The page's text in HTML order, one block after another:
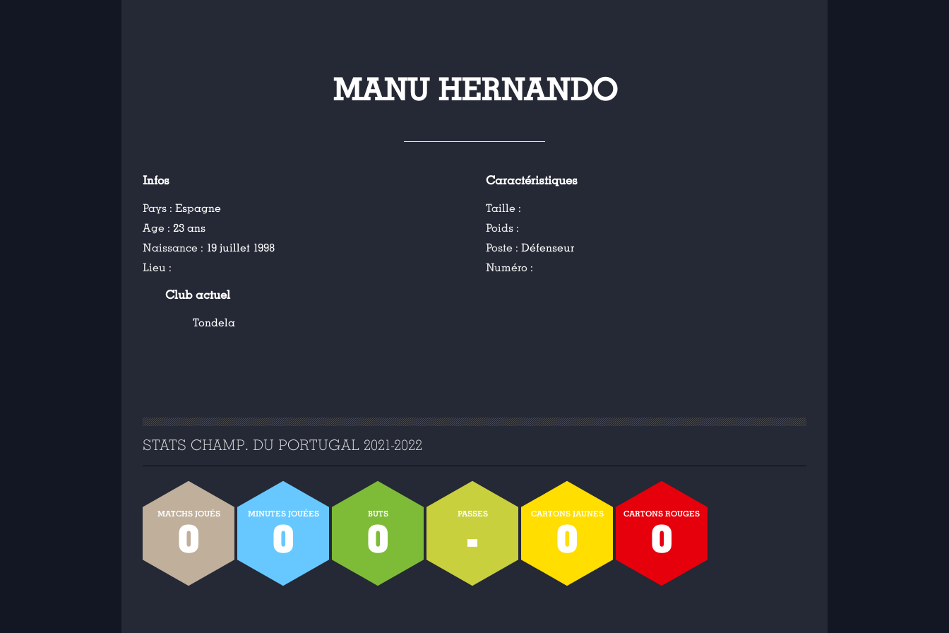
MANU HERNANDO
Infos
Pays : Espagne
Age : 23 ans
Naissance : 19 juillet 1998
Lieu :
Caractéristiques
Taille :
Poids :
Poste :Défenseur
Numéro :
Club actuel
Tondela
STATS CHAMP. DU PORTUGAL 2021-2022
MATCHS JOUÉS
0
MINUTES JOUÉES
0
BUTS
0
PASSES
-
CARTONS JAUNES
0
CARTONS ROUGES
0